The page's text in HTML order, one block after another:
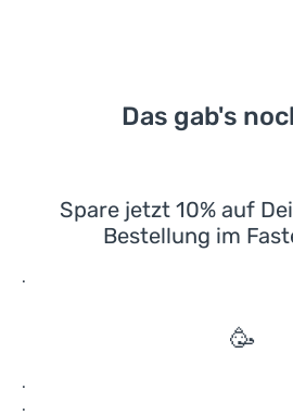
Das gab's
Spare jetzt 10% auf
Bestellung im
.
🥳
.
.